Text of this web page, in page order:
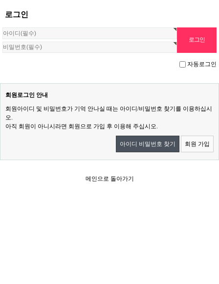
로그인
자동로그인
회원로그인 안내
회원아이디 및 비밀번호가 기억 안나실 때는 아이디/비밀번호 찾기를 이용하십시
오.
아직 회원이 아니시라면 회원으로 가입 후 이용해 주십시오.
아이디 비밀번호 찾기 회원 가입
메인으로 돌아가기